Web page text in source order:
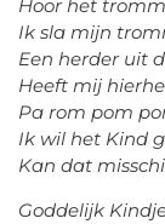
Hoor het
Ik sla mijn
Een herder uit
Heeft mij
Pa rom pom
Ik wil het Kind
Kan dat
Goddelijk